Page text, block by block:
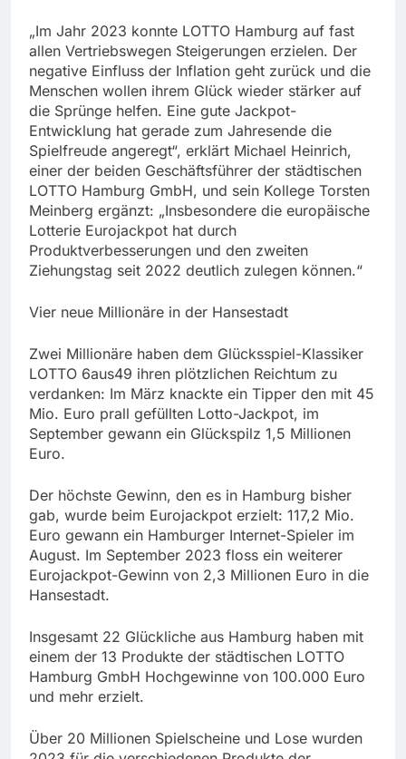
„Im Jahr 2023 konnte LOTTO Hamburg auf fast
allen Vertriebswegen Steigerungen erzielen. Der
negative Einfluss der Inflation geht zurück und die
Menschen wollen ihrem Glück wieder stärker auf
die Sprünge helfen. Eine gute Jackpot-
Entwicklung hat gerade zum Jahresende die
Spielfreude angeregt“, erklärt Michael Heinrich,
einer der beiden Geschäftsführer der städtischen
LOTTO Hamburg GmbH, und sein Kollege Torsten
Meinberg ergänzt: „Insbesondere die europäische
Lotterie Eurojackpot hat durch
Produktverbesserungen und den zweiten
Ziehungstag seit 2022 deutlich zulegen können.“
Vier neue Millionäre in der Hansestadt
Zwei Millionäre haben dem Glücksspiel-Klassiker
LOTTO 6aus49 ihren plötzlichen Reichtum zu
verdanken: Im März knackte ein Tipper den mit 45
Mio. Euro prall gefüllten Lotto-Jackpot, im
September gewann ein Glückspilz 1,5 Millionen
Euro.
Der höchste Gewinn, den es in Hamburg bisher
gab, wurde beim Eurojackpot erzielt: 117,2 Mio.
Euro gewann ein Hamburger Internet-Spieler im
August. Im September 2023 floss ein weiterer
Eurojackpot-Gewinn von 2,3 Millionen Euro in die
Hansestadt.
Insgesamt 22 Glückliche aus Hamburg haben mit
einem der 13 Produkte der städtischen LOTTO
Hamburg GmbH Hochgewinne von 100.000 Euro
und mehr erzielt.
Über 20 Millionen Spielscheine und Lose wurden